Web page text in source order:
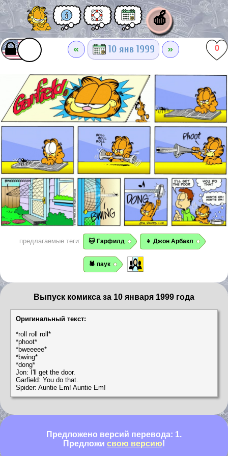
🍎
« 10 янв 1999 » 0
предлагаемые теги: 🐱 Гарфилд 👦 Джон Арбакл
🕷️ паук
Выпуск комикса за 10 января 1999 года
Оригинальный текст:
*roll roll roll*
*phoot*
*bweeeee*
*bwing*
*dong*
Jon: I'll get the door.
Garfield: You do that.
Spider: Auntie Em! Auntie Em!
Предложено версий перевода: 1.
Предложи свою версию!